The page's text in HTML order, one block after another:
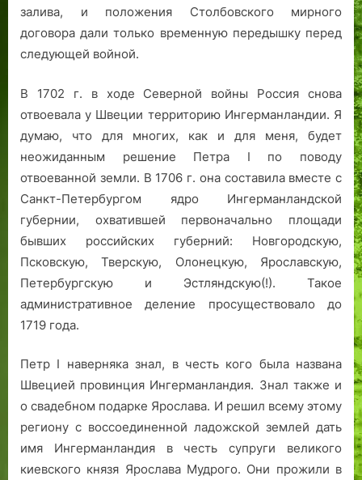
залива, и положения Столбовского мирного
договора дали только временную передышку перед
следующей войной.
В 1702 г. в ходе Северной войны Россия снова
отвоевала у Швеции территорию Ингерманландии. Я
думаю, что для многих, как и для меня, будет
неожиданным решение Петра I по поводу
отвоеванной земли. В 1706 г. она составила вместе с
Санкт-Петербургом ядро Ингерманландской
губернии, охватившей первоначально площади
бывших российских губерний: Новгородскую,
Псковскую, Тверскую, Олонецкую, Ярославскую,
Петербургскую и Эстляндскую(!). Такое
административное деление просуществовало до
1719 года.
Петр I наверняка знал, в честь кого была названа
Швецией провинция Ингерманландия. Знал также и
о свадебном подарке Ярослава. И решил всему этому
региону с воссоединенной ладожской землей дать
имя Ингерманландия в честь супруги великого
киевского князя Ярослава Мудрого. Они прожили в